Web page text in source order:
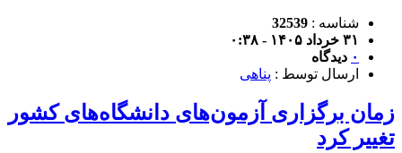
شناسه : 32539
۳۱ خرداد ۱۴۰۵ - ۰:۳۸
۰ دیدگاه
ارسال توسط : پناهی
زمان برگزاری آزمون‌های دانشگاه‌های کشور
تغییر کرد